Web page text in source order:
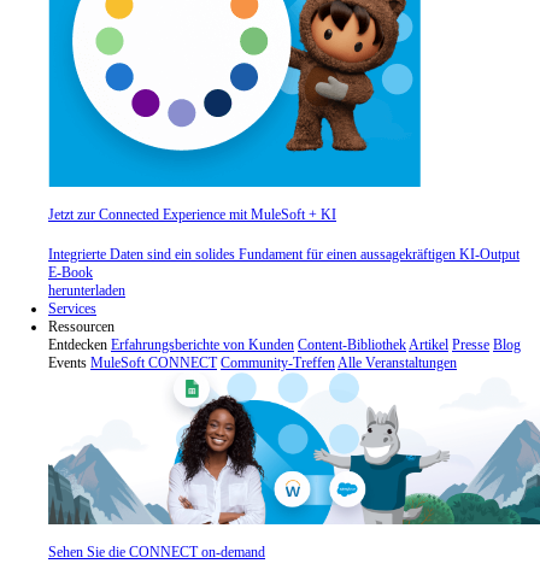
Jetzt zur Connected Experience mit MuleSoft + KI
Integrierte Daten sind ein solides Fundament für einen aussagekräftigen KI-Output
E-Book
herunterladen
Services
Ressourcen
Entdecken Erfahrungsberichte von Kunden Content-BibliothekArtikel Presse Blog
Events MuleSoft CONNECT Community-TreffenAlle Veranstaltungen
Sehen Sie die CONNECT on-demand